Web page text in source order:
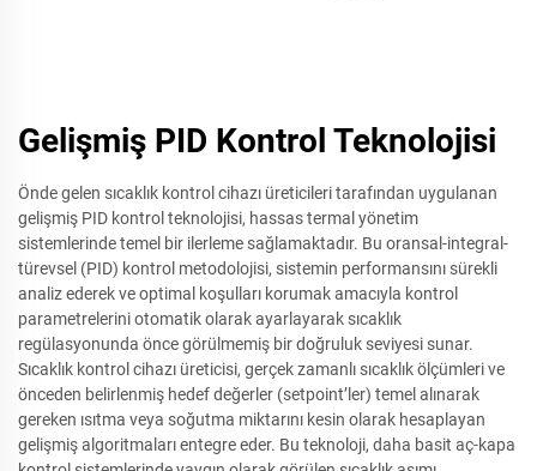
Gelişmiş PID Kontrol Teknolojisi
Önde gelen sıcaklık kontrol cihazı üreticileri tarafından uygulanan
gelişmiş PID kontrol teknolojisi, hassas termal yönetim
sistemlerinde temel bir ilerleme sağlamaktadır. Bu oransal-integral-
türevsel (PID) kontrol metodolojisi, sistemin performansını sürekli
analiz ederek ve optimal koşulları korumak amacıyla kontrol
parametrelerini otomatik olarak ayarlayarak sıcaklık
regülasyonunda önce görülmemiş bir doğruluk seviyesi sunar.
Sıcaklık kontrol cihazı üreticisi, gerçek zamanlı sıcaklık ölçümleri ve
önceden belirlenmiş hedef değerler (setpoint’ler) temel alınarak
gereken ısıtma veya soğutma miktarını kesin olarak hesaplayan
gelişmiş algoritmaları entegre eder. Bu teknoloji, daha basit aç-kapa